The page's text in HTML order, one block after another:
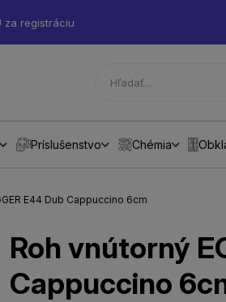
za registráciu
Príslušenstvo Chémia
E44 Dub Cappuccino 6cm
Roh vnútorný
Cappuccino